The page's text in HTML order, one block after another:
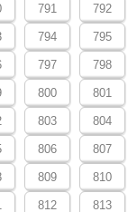
791 792
794 795
797 798
800 801
803 804
806 807
809 810
812 813